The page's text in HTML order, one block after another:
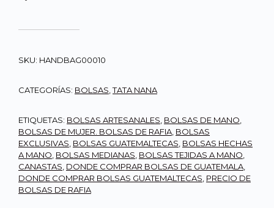
SKU: HANDBAG00010
CATEGORÍAS: BOLSAS ,TATA NANA
ETIQUETAS: BOLSAS ARTESANALES BOLSAS DE MANO
BOLSAS DE MUJER. BOLSAS DE RAFIA BOLSAS
EXCLUSIVAS BOLSAS GUATEMALTECAS BOLSAS HECHAS
A MANO BOLSAS MEDIANAS BOLSAS TEJIDAS A MANO
CANASTAS DONDE COMPRAR BOLSAS DE GUATEMALA
DONDE COMPRAR BOLSAS GUATEMALTECAS PRECIO DE
BOLSAS DE RAFIA